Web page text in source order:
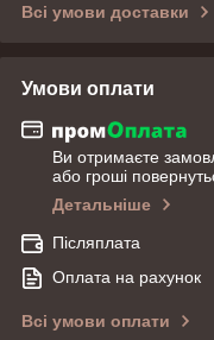
Всі умови доставки
Умови оплати
Ви отримаєте
або гроші
Детальніше
Післяплата
Оплата на рахунок
Всі умови оплати